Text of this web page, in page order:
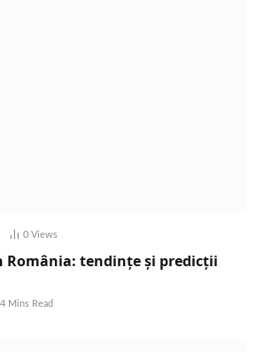
0 Views
România: tendințe și predicții
Mins Read